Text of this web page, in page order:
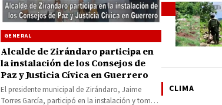
GENERAL
Alcalde de Zirándaro participa en
la instalación de los Consejos de
Paz y Justicia Cívica en Guerrero
El presidente municipal de Zirándaro, Jaime
Torres García, participó en la instalación y toma
CLIMA